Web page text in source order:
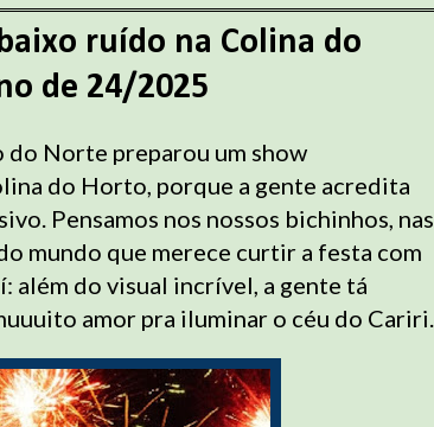
baixo ruído na Colina do
de 24/2025
Norte preparou um show
do Horto, porque a gente acredita
Pensamos nos nossos bichinhos, nas
mundo que merece curtir a festa com
além do visual incrível, a gente tá
amor pra iluminar o céu do Cariri.